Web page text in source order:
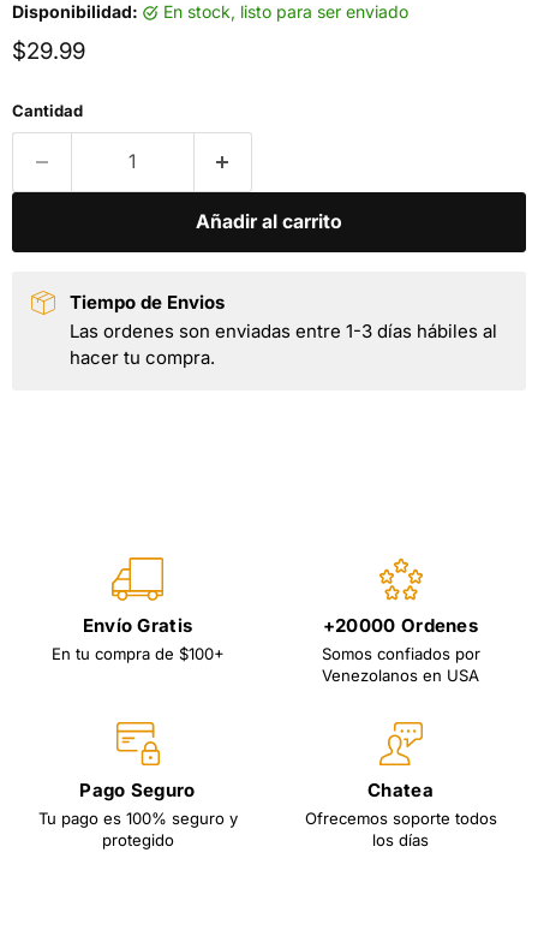
Disponibilidad: en stock, listo para ser enviado
Precio actual
$29.99
Cantidad
Añadir al carrito
Tiempo de Envios
Las ordenes son enviadas entre 1-3 días hábiles al
hacer tu compra.
Envío Gratis
En tu compra de $100+
+20000 Ordenes
Somos confiados por
Venezolanos en USA
Pago Seguro
Tu pago es 100% seguro y
protegido
Chatea
Ofrecemos soporte todos
los días